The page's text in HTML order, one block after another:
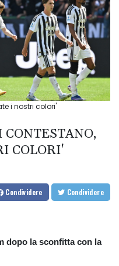
i nostri colori'
COLORI'
Condividere Condividere
dopo la sconfitta con la